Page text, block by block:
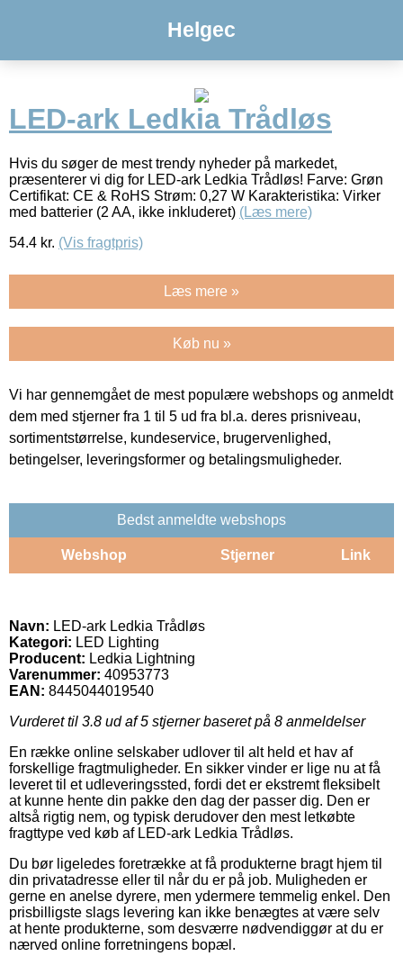
Helgec
LED-ark Ledkia Trådløs
Hvis du søger de mest trendy nyheder på markedet,
præsenterer vi dig for LED-ark Ledkia Trådløs! Farve: Grøn
Certifikat: CE & RoHS Strøm: 0,27 W Karakteristika: Virker
med batterier (2 AA, ikke inkluderet) (Læs mere)
54.4 kr. (Vis fragtpris)
Læs mere »
Køb nu »
Vi har gennemgået de mest populære webshops og anmeldt
dem med stjerner fra 1 til 5 ud fra bl.a. deres prisniveau,
sortimentstørrelse, kundeservice, brugervenlighed,
betingelser, leveringsformer og betalingsmuligheder.
Bedst anmeldte webshops
Webshop Stjerner Link
Navn: LED-ark Ledkia Trådløs
Kategori: LED Lighting
Producent: Ledkia Lightning
Varenummer: 40953773
EAN: 8445044019540
Vurderet til 3.8 ud af 5 stjerner baseret på 8 anmeldelser
En række online selskaber udlover til alt held et hav af
forskellige fragtmuligheder. En sikker vinder er lige nu at få
leveret til et udleveringssted, fordi det er ekstremt fleksibelt
at kunne hente din pakke den dag der passer dig. Den er
altså rigtig nem, og typisk derudover den mest letkøbte
fragttype ved køb af LED-ark Ledkia Trådløs.
Du bør ligeledes foretrække at få produkterne bragt hjem til
din privatadresse eller til når du er på job. Muligheden er
gerne en anelse dyrere, men ydermere temmelig enkel. Den
prisbilligste slags levering kan ikke benægtes at være selv
at hente produkterne, som desværre nødvendiggør at du er
nærved online forretningens bopæl.